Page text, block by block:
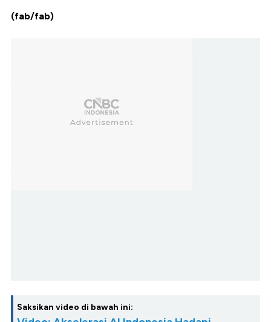
(fab/fab)
Saksikan video di bawah ini: